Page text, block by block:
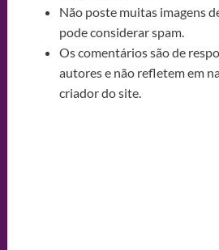
Não poste muitas imagens
pode considerar spam.
Os comentários são de
autores e não refletem em
criador do site.